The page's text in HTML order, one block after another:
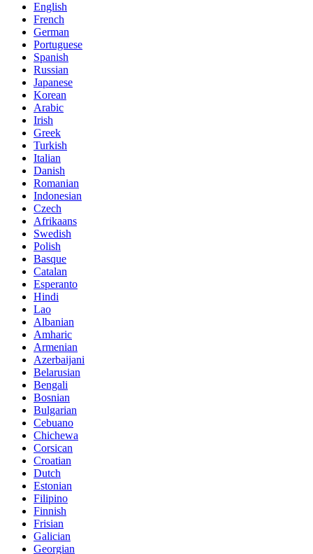
English
French
German
Portuguese
Spanish
Russian
Japanese
Korean
Arabic
Irish
Greek
Turkish
Italian
Danish
Romanian
Indonesian
Czech
Afrikaans
Swedish
Polish
Basque
Catalan
Esperanto
Hindi
Lao
Albanian
Amharic
Armenian
Azerbaijani
Belarusian
Bengali
Bosnian
Bulgarian
Cebuano
Chichewa
Corsican
Croatian
Dutch
Estonian
Filipino
Finnish
Frisian
Galician
Georgian